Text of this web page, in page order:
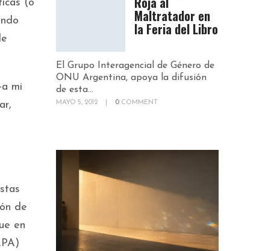
(o
-a mi
de
en
Maltratador en
la Feria del Libro
El Grupo Interagencial de Género de
ONU Argentina, apoya la difusión
de esta...
MAYO 5, 2012 0 COMMENT